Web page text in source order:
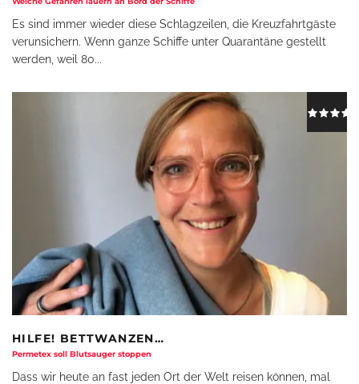
Es sind immer wieder diese Schlagzeilen, die Kreuzfahrtgäste
verunsichern. Wenn ganze Schiffe unter Quarantäne gestellt
werden, weil 80...
HILFE! BETTWANZEN…
Permetex soll Blutsauger stoppen
Dass wir heute an fast jeden Ort der Welt reisen können, mal